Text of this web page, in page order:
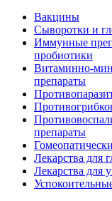
Вакцины
Сыворотки и
Иммунные
пробиотики
Витаминно-
препараты
препараты
Лекарства для
Лекарства для